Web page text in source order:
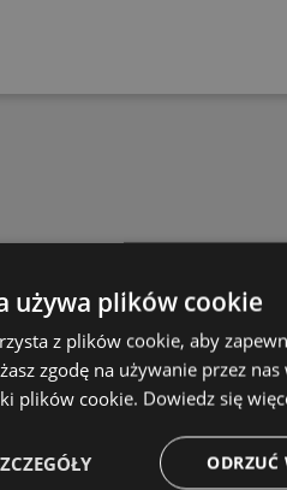
używa plików cookie
z plików cookie, aby
zgodę na używanie przez
plików cookie. Dowiedz się
ODRZUĆ